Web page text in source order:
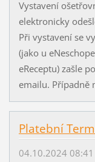
Vystavení
elektronicky
Při vystavení se
(jako u
eReceptu) zašle
emailu. Případně
Platební
04.10.2024 08:41